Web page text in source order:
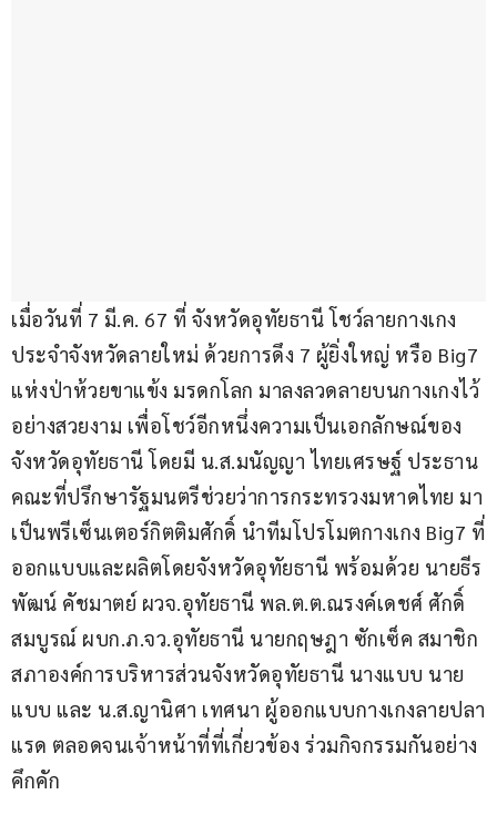
เมื่อวันที่ 7 มี.ค. 67 ที่ จังหวัดอุทัยธานี โชว์ลายกางเกง
ประจำจังหวัดลายใหม่ ด้วยการดึง 7 ผู้ยิ่งใหญ่ หรือ Big7
แห่งป่าห้วยขาแข้ง มรดกโลก มาลงลวดลายบนกางเกงไว้
อย่างสวยงาม เพื่อโชว์อีกหนึ่งความเป็นเอกลักษณ์ของ
จังหวัดอุทัยธานี โดยมี น.ส.มนัญญา ไทยเศรษฐ์ ประธาน
คณะที่ปรึกษารัฐมนตรีช่วยว่าการกระทรวงมหาดไทย มา
เป็นพรีเซ็นเตอร์กิตติมศักดิ์ นำทีมโปรโมตกางเกง Big7 ที่
ออกแบบและผลิตโดยจังหวัดอุทัยธานี พร้อมด้วย นายธีร
พัฒน์ คัชมาตย์ ผวจ.อุทัยธานี พล.ต.ต.ณรงค์เดชศ์ ศักดิ์
สมบูรณ์ ผบก.ภ.จว.อุทัยธานี นายกฤษฎา ซักเซ็ค สมาชิก
สภาองค์การบริหารส่วนจังหวัดอุทัยธานี นางแบบ นาย
แบบ และ น.ส.ญานิศา เทศนา ผู้ออกแบบกางเกงลายปลา
แรด ตลอดจนเจ้าหน้าที่ที่เกี่ยวข้อง ร่วมกิจกรรมกันอย่าง
คึกคัก